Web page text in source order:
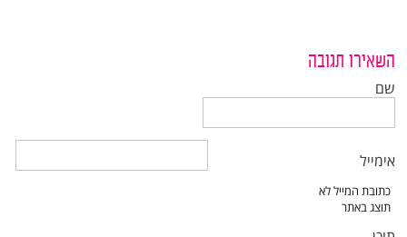
השאירו תגובה
שם
אימייל